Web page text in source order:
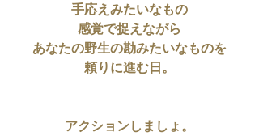
手応えみたいなもの
感覚で捉えながら
あなたの野生の勘みたいなものを
頼りに進む日。
アクションしましょ。